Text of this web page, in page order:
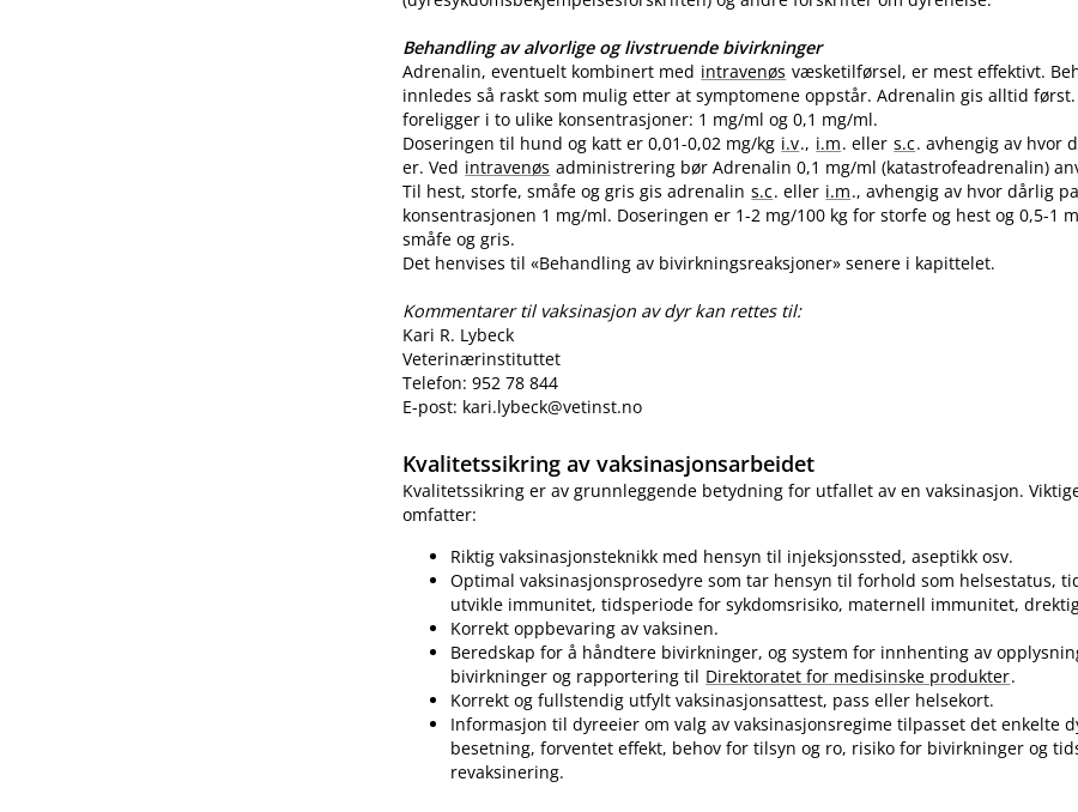
Behandling av alvorlige og livstruende bivirkninger
Adrenalin, eventuelt kombinert med intravenøs væsketilførsel, er mest effektivt.
innledes så raskt som mulig etter at symptomene oppstår. Adrenalin gis alltid
foreligger i to ulike konsentrasjoner: 1 mg/ml og 0,1 mg​/​ml.
Doseringen til hund og katt er 0,01-0,02 mg/kg i.v., i.m. eller s.c. avhengig av hvor
er. Ved intravenøs administrering bør Adrenalin 0,1 mg/ml (katastrofeadrenalin)
Til hest, storfe, småfe og gris gis adrenalin s.c. eller i.m., avhengig av hvor dårlig
konsentrasjonen 1 mg​/​ml. Doseringen er 1-2 mg/100 kg for storfe og hest og 0,5-1
småfe og gris.
Det henvises til «Behandling av bivirkningsreaksjoner» senere i kapittelet.
Kommentarer til vaksinasjon av dyr kan rettes til:
Kari R. Lybeck
Veterinærinstituttet
Telefon: 952 78 844
E-post: kari.lybeck@vetinst.no
Kvalitetssikring av vaksinasjonsarbeidet
Kvalitetssikring er av grunnleggende betydning for utfallet av en vaksinasjon.
omfatter:
Riktig vaksinasjonsteknikk med hensyn til injeksjonssted, aseptikk osv.
Optimal vaksinasjonsprosedyre som tar hensyn til forhold som helsestatus,
utvikle immunitet, tidsperiode for sykdomsrisiko, maternell immunitet,
Korrekt oppbevaring av vaksinen.
Beredskap for å håndtere bivirkninger, og system for innhenting av
bivirkninger og rapportering til Direktoratet for medisinske produkter.
Korrekt og fullstendig utfylt vaksinasjonsattest, pass eller helsekort.
Informasjon til dyreeier om valg av vaksinasjonsregime tilpasset det enkelte
besetning, forventet effekt, behov for tilsyn og ro, risiko for bivirkninger og
revaksinering.